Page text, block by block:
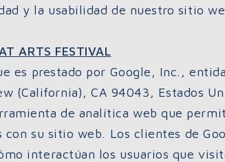
y la usabilidad de nuestro sitio
ARTS FESTIVAL
es prestado por Google, Inc.,
(California), CA 94043, Estados
de analítica web que
su sitio web. Los clientes de
interactúan los usuarios que